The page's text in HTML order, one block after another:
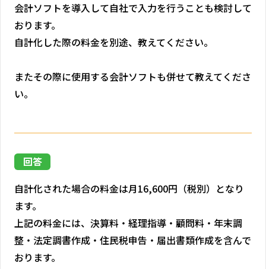
会計ソフトを導入して自社で入力を行うことも検討して
おります。
自計化した際の料金を別途、教えてください。
またその際に使用する会計ソフトも併せて教えてくださ
い。
回答
自計化された場合の料金は月16,600円（税別）となり
ます。
上記の料金には、決算料・経理指導・顧問料・年末調
整・法定調書作成・住民税申告・届出書類作成を含んで
おります。